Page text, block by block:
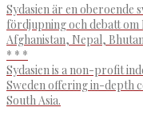
Sydasien är en oberoende
fördjupning och debatt om
Afghanistan, Nepal,
* * *
Sydasien is a non-profit
Sweden offering in-depth
South Asia.